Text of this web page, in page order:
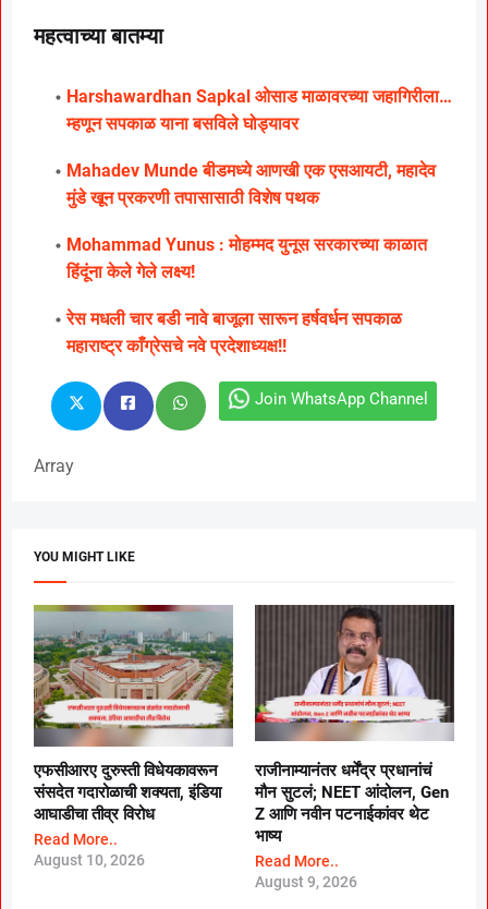
महत्वाच्या बातम्या
Harshawardhan Sapkal ओसाड माळावरच्या जहागिरीला…
म्हणून सपकाळ याना बसविले घोड्यावर
Mahadev Munde बीडमध्ये आणखी एक एसआयटी, महादेव
मुंडे खून प्रकरणी तपासासाठी विशेष पथक
Mohammad Yunus : मोहम्मद युनूस सरकारच्या काळात
हिंदूंना केले गेले लक्ष्य!
रेस मधली चार बडी नावे बाजूला सारून हर्षवर्धन सपकाळ
महाराष्ट्र काँग्रेसचे नवे प्रदेशाध्यक्ष!!
Join WhatsApp Channel
Array
YOU MIGHT LIKE
एफसीआरए दुरुस्ती विधेयकावरून
संसदेत गदारोळाची शक्यता, इंडिया
आघाडीचा तीव्र विरोध
Read More..
August 10, 2026
राजीनाम्यानंतर धर्मेंद्र प्रधानांचं
मौन सुटलं; NEET आंदोलन, Gen
Z आणि नवीन पटनाईकांवर थेट
भाष्य
Read More..
August 9, 2026